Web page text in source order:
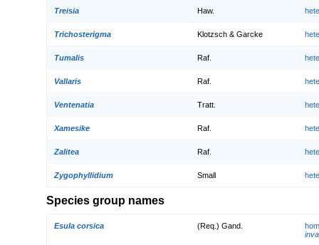
Treisia Haw.
Trichosterigma Klotzsch & Garcke
Tumalis Raf.
Vallaris Raf.
Ventenatia Tratt.
Xamesike Raf.
Zalitea Raf.
Zygophyllidium Small
Species group names
Esula corsica (Req.) Gand.